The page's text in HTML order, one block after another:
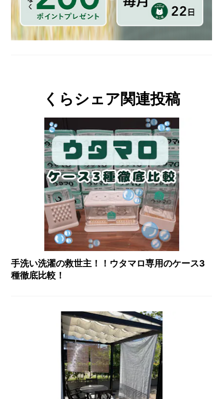
くらシェア関連投稿
手洗い洗濯の救世主！！ウタマロ専用のケース3
種徹底比較！